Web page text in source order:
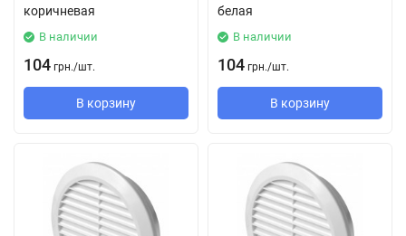
коричневая
В наличии
104 грн./шт.
В корзину
белая
В наличии
104 грн./шт.
В корзину